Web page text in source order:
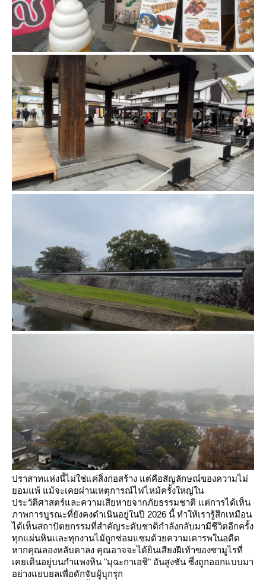
ปราสาทแห่งนี้ไม่ใช่แค่สิ่งก่อสร้าง แต่คือสัญลักษณ์ของความไม่
อมแพ้ แม้จะเคยผ่านเหตุการณ์ไฟไหม้ครั้งใหญ่ใน
ประวัติศาสตร์และความเสียหายจากภัยธรรมชาติ แต่การได้เห็น
ภาพการบูรณะที่ยังคงดำเนินอยู่ในปี 2026 นี้ ทำให้เรารู้สึกเหมือน
ได้เห็นสถาปัตยกรรมที่สำคัญระดับชาติกำลังกลับมามีชีวิตอีกครั้ง
ทุกแผ่นหินและทุกงานไม้ถูกซ่อมแซมด้วยความเคารพในอดีต
หากคุณลองหลับตาลง คุณอาจจะได้ยินเสียงฝีเท้าของซามูไรที่
เคยเดินอยู่บนกำแพงหิน "มุฉะกาเอชิ" อันสูงชัน ซึ่งถูกออกแบบมา
อย่างแยบยลเพื่อดักจับผู้บุกรุก